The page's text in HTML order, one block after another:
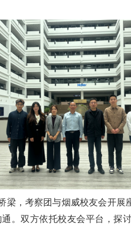
梁，考察团与烟威校友会开
。双方依托校友会平台，探